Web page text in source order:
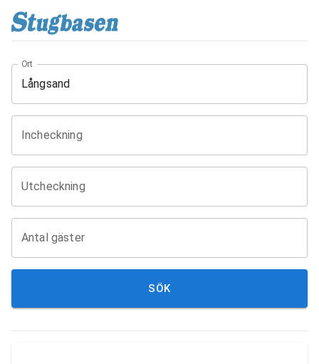
Ort
Incheckning
Utcheckning
Antal gäster
SÖK